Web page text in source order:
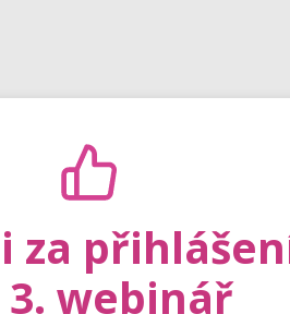
za
3. webinář